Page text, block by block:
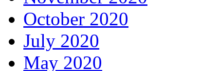
October 2020
July 2020
May 2020